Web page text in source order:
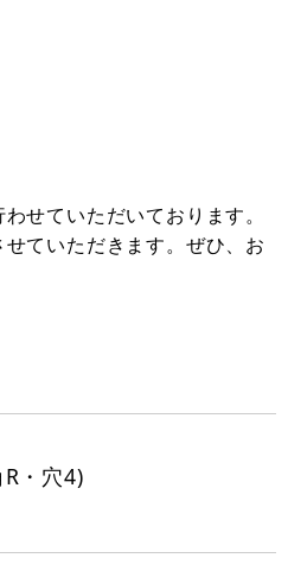
せていただいております。
ていただきます。ぜひ、お
・穴4)